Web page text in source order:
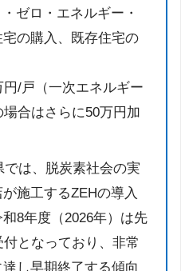
ゼロ・エネルギー・
の購入、既存住宅の
/戸（一次エネルギー
合はさらに50万円加
では、脱炭素社会の実
施工するZEHの導入
8年度（2026年）は先
となっており、非常
し早期終了する傾向